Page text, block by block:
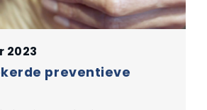
2023
preventieve